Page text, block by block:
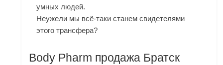
умных людей.
Неужели мы всё-таки станем свидетелями
этого трансфера?
Body Pharm продажа Братск